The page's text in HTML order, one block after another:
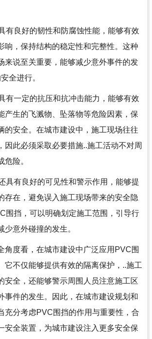
有良好的韧性和防腐蚀性能，能够有效
响，保持结构的稳定性和完整性。这种
来说至关重要，能够减少意外事件的发
全进行。
有一定的抗压和抗冲击能力，能够有效
产生的飞溅物、坠落物等危险因素，保
的安全。在城市建设中，施工现场往往
因此必须采取必要措施..施工活动不对周
危险。
具有良好的可见性和警示作用，能够提
存在，避免误入施工现场带来的安全隐
围挡，可以明确划定施工范围，引导行
少意外碰撞的发生。
角度看，在城市建设中广泛应用PVC围
它不仅能够提供有效的隔离保护，..施工
安全，还能够警示周围人员注意施工区
事件的发生。因此，在城市建设规划和
充分考虑PVC围挡的作用与重要性，合
安全装置，为城市建设注入更多安全保